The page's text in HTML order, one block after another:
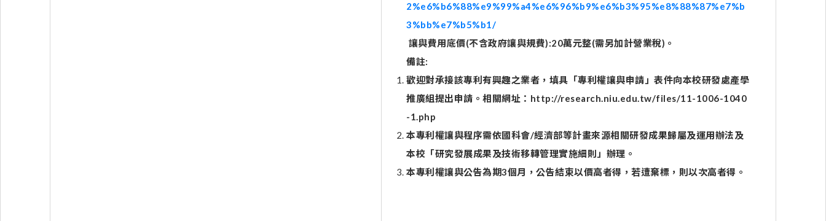
2%e6%b6%88%e9%99%a4%e6%96%b9%e6%b3%95%e8%88%87%e7%b
3%bb%e7%b5%b1/
讓與費用底價(不含政府讓與規費):20萬元整(需另加計營業稅)。
備註:
歡迎對承接該專利有興趣之業者，填具「專利權讓與申請」表件向本校研發處產學
推廣組提出申請。相關網址：http://research.niu.edu.tw/files/11-1006-1040
-1.php
本專利權讓與程序需依國科會/經濟部等計畫來源相關研發成果歸屬及運用辦法及
本校「研究發展成果及技術移轉管理實施細則」辦理。
本專利權讓與公告為期3個月，公告結束以價高者得，若遭棄標，則以次高者得。